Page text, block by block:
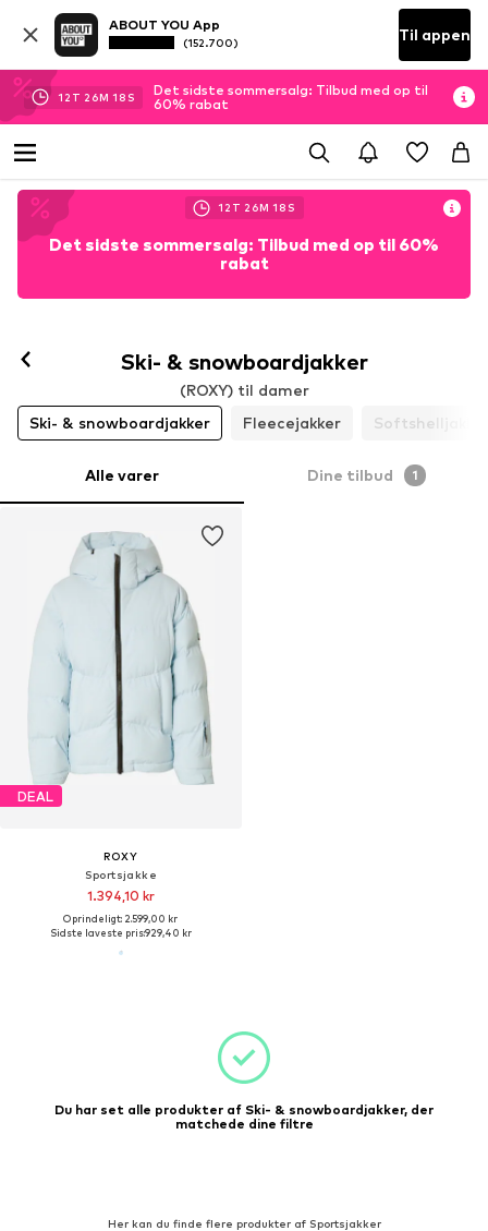
ABOUT YOU App
(152.700) Til appen
12 T 26M 18 S
Det sidste sommersalg: Tilbud med op til
60% rabat
12 T 26M 18 S
Det sidste sommersalg: Tilbud med op til 60%
rabat
Ski- & snowboardjakker
(ROXY) til damer
Ski- & snowboardjakker
Fleecejakker
Alle varer Dine tilbud 1
DEAL
ROXY
Sportsjakke
1.394,10 kr
Oprindeligt: 2.599,00 kr
Sidste laveste pris:929,40 kr
Du har set alle produkter af Ski- & snowboardjakker, der
matchede dine filtre
Her kan du finde flere produkter af Sportsjakker